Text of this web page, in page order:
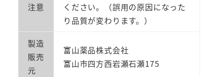
注意
ください。（誤用の原因になった
り品質が変わります。）
製造
販売
元
富山薬品株式会社
富山市四方西岩瀬石瀬175